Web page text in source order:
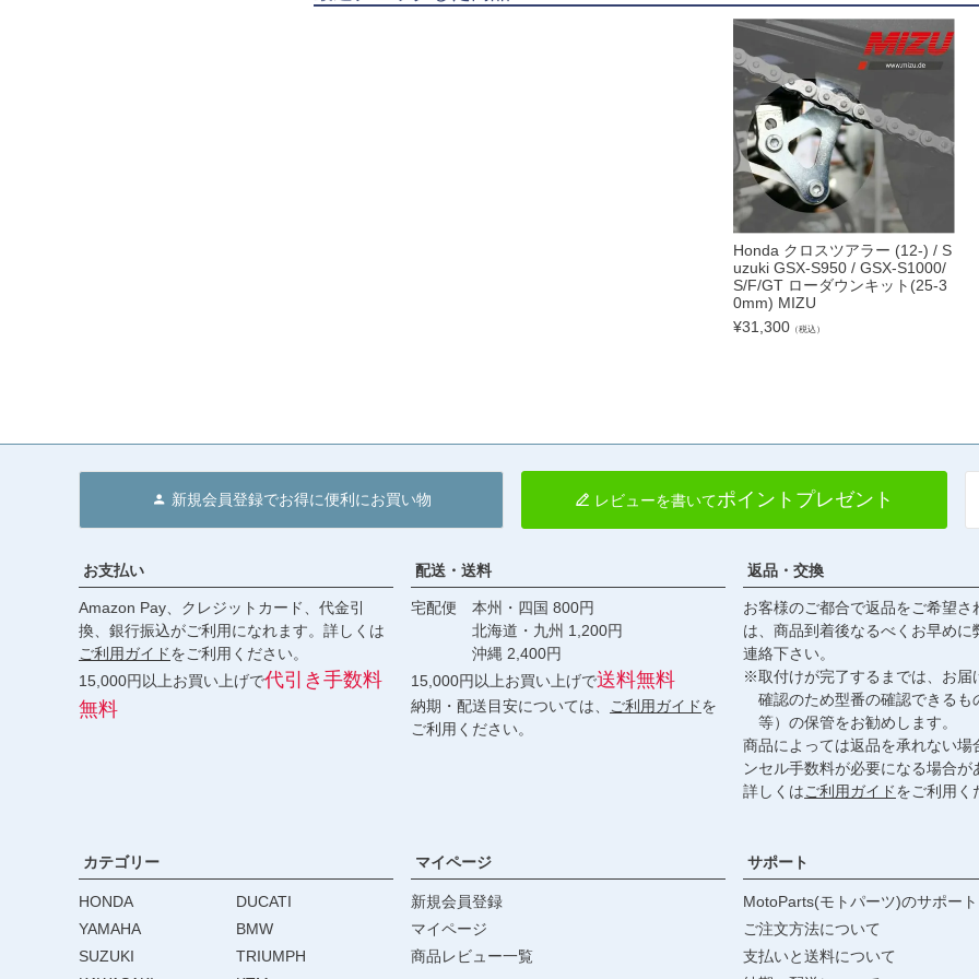
Honda クロスツアラー (12-) / S
uzuki GSX-S950 / GSX-S1000/
S/F/GT ローダウンキット(25-3
0mm) MIZU
¥31,300（税込）
新規会員登録でお得に便利にお買い物 レビューを書いてポイントプレゼント
お支払い
Amazon Pay、クレジットカード、代金引
換、銀行振込がご利用になれます。詳しくは
ご利用ガイドをご利用ください。
15,000円以上お買い上げで代引き手数料
無料
配送・送料
宅配便 本州・四国 800円
北海道・九州 1,200円
沖縄 2,400円
15,000円以上お買い上げで送料無料
納期・配送目安については、 ご利用ガイドを
ご利用ください。
返品・交換
お客様のご都合で返品をご希望さ
は、商品到着後なるべくお早めに
連絡下さい。
※取付けが完了するまでは、お届
確認のため型番の確認できるも
等）の保管をお勧めします。
商品によっては返品を承れない場
ンセル手数料が必要になる場合が
詳しくはご利用ガイドをご利用く
カテゴリー
HONDA
YAMAHA
SUZUKI
DUCATI
BMW
TRIUMPH
マイページ
新規会員登録
マイページ
商品レビュー一覧
サポート
MotoParts(モトパーツ)のサポート
ご注文方法について
支払いと送料について